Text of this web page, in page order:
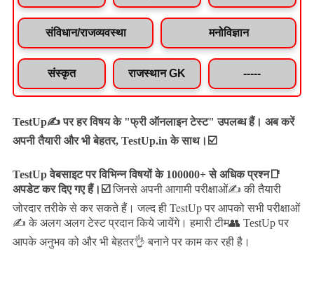
संविधान/राजव्यवस्था मनोविज्ञान
संस्कृत राजस्थान GK -----
TestUp✍️ पर हर विषय के "फ्री ऑनलाइन टेस्ट" उपलब्ध हैं। अब करें
अपनी तैयारी और भी बेहतर, TestUp.in के साथ।☑️
TestUp वेबसाइट पर विभिन्न विषयों के 100000+ से अधिक प्रश्न📑
अपडेट कर दिए गए हैं। ☑️ जिनसे अपनी आगामी परीक्षाओं✍️ की तैयारी
जोरदार तरीके से कर सकते हैं।जल्द ही TestUp पर आपको सभी परीक्षाओं
✍️ के अलग अलग टेस्ट प्रदान किये जायेंगे। हमारी टीम👥 TestUp पर
आपके अनुभव को और भी बेहतर👌 बनाने पर काम कर रही है।